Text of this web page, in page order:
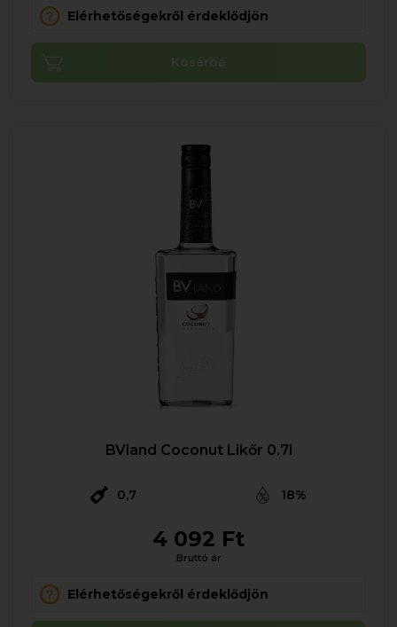
Elérhetőségekről érdeklődjön
Kosárba
BVland Coconut Likőr 0.7l
0,7 18%
4 092 Ft
Bruttó ár
Elérhetőségekről érdeklődjön